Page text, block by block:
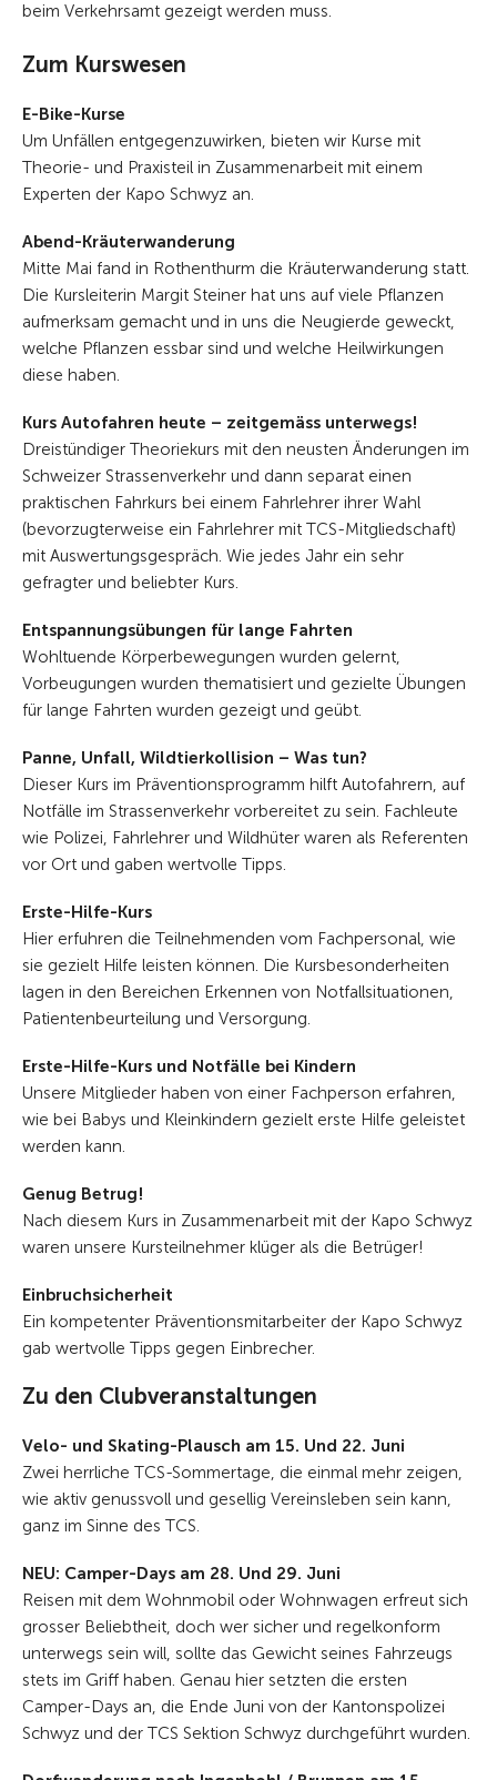
beim Verkehrsamt gezeigt werden muss.
Zum Kurswesen
E-Bike-Kurse
Um Unfällen entgegenzuwirken, bieten wir Kurse mit
Theorie- und Praxisteil in Zusammenarbeit mit einem
Experten der Kapo Schwyz an.
Abend-Kräuterwanderung
Mitte Mai fand in Rothenthurm die Kräuterwanderung statt.
Die Kursleiterin Margit Steiner hat uns auf viele Pflanzen
aufmerksam gemacht und in uns die Neugierde geweckt,
welche Pflanzen essbar sind und welche Heilwirkungen
diese haben.
Kurs Autofahren heute – zeitgemäss unterwegs!
Dreistündiger Theoriekurs mit den neusten Änderungen im
Schweizer Strassenverkehr und dann separat einen
praktischen Fahrkurs bei einem Fahrlehrer ihrer Wahl
(bevorzugterweise ein Fahrlehrer mit TCS-Mitgliedschaft)
mit Auswertungsgespräch. Wie jedes Jahr ein sehr
gefragter und beliebter Kurs.
Entspannungsübungen für lange Fahrten
Wohltuende Körperbewegungen wurden gelernt,
Vorbeugungen wurden thematisiert und gezielte Übungen
für lange Fahrten wurden gezeigt und geübt.
Panne, Unfall, Wildtierkollision – Was tun?
Dieser Kurs im Präventionsprogramm hilft Autofahrern, auf
Notfälle im Strassenverkehr vorbereitet zu sein. Fachleute
wie Polizei, Fahrlehrer und Wildhüter waren als Referenten
vor Ort und gaben wertvolle Tipps.
Erste-Hilfe-Kurs
Hier erfuhren die Teilnehmenden vom Fachpersonal, wie
sie gezielt Hilfe leisten können. Die Kursbesonderheiten
lagen in den Bereichen Erkennen von Notfallsituationen,
Patientenbeurteilung und Versorgung.
Erste-Hilfe-Kurs und Notfälle bei Kindern
Unsere Mitglieder haben von einer Fachperson erfahren,
wie bei Babys und Kleinkindern gezielt erste Hilfe geleistet
werden kann.
Genug Betrug!
Nach diesem Kurs in Zusammenarbeit mit der Kapo Schwyz
waren unsere Kursteilnehmer klüger als die Betrüger!
Einbruchsicherheit
Ein kompetenter Präventionsmitarbeiter der Kapo Schwyz
gab wertvolle Tipps gegen Einbrecher.
Zu den Clubveranstaltungen
Velo- und Skating-Plausch am 15. Und 22. Juni
Zwei herrliche TCS-Sommertage, die einmal mehr zeigen,
wie aktiv genussvoll und gesellig Vereinsleben sein kann,
ganz im Sinne des TCS.
NEU: Camper-Days am 28. Und 29. Juni
Reisen mit dem Wohnmobil oder Wohnwagen erfreut sich
grosser Beliebtheit, doch wer sicher und regelkonform
unterwegs sein will, sollte das Gewicht seines Fahrzeugs
stets im Griff haben. Genau hier setzten die ersten
Camper-Days an, die Ende Juni von der Kantonspolizei
Schwyz und der TCS Sektion Schwyz durchgeführt wurden.